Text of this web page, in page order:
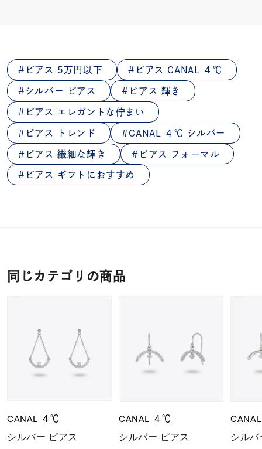
ピアス 5万円以下 ピアス CANAL ４℃
シルバー ピアス ピアス 輝き
ピアス エレガントな佇まい
ピアス トレンド CANAL ４℃ シルバー
ピアス 繊細な輝き ピアス フォーマル
ピアス ギフトにおすすめ
同じカテゴリの商品
CANAL ４℃
シルバー ピアス
CANAL ４℃
シルバー ピアス
シル